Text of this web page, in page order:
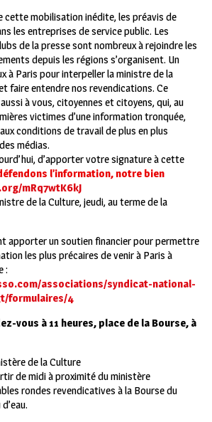
cette mobilisation inédite, les préavis de
les entreprises de service public. Les
de la presse sont nombreux à rejoindre les
depuis les régions s’organisent. Un
à Paris pour interpeller la ministre de la
faire entendre nos revendications. Ce
à vous, citoyennes et citoyens, qui, au
victimes d’une information tronquée,
conditions de travail de plus en plus
médias.
d’apporter votre signature à cette
l’information, notre bien
mRq7wtK6kJ
de la Culture, jeudi, au terme de la
apporter un soutien financier pour permettre
les plus précaires de venir à Paris à
:
associations/syndicat-national-
formulaires/4
vous à 11 heures, place de la Bourse, à
de la Culture
de midi à proximité du ministère
rondes revendicatives à la Bourse du